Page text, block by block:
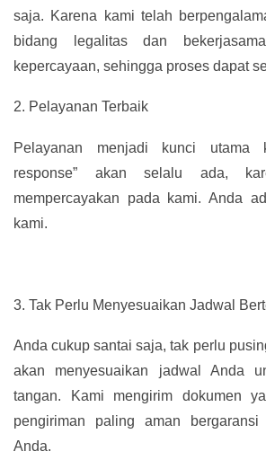
saja. Karena kami telah
bidang legalitas dan
kepercayaan, sehingga proses dapat
2. Pelayanan Terbaik
Pelayanan menjadi kunci utama
response” akan selalu ada,
mempercayakan pada kami. Anda
kami.
3. Tak Perlu Menyesuaikan Jadwal
Anda cukup santai saja, tak perlu
akan menyesuaikan jadwal Anda
tangan. Kami mengirim dokumen
pengiriman paling aman
Anda.